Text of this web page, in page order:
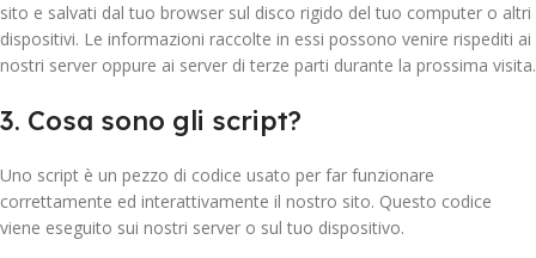
sito e salvati dal tuo browser sul disco rigido del tuo computer o altri
dispositivi. Le informazioni raccolte in essi possono venire rispediti ai
nostri server oppure ai server di terze parti durante la prossima visita.
3. Cosa sono gli script?
Uno script è un pezzo di codice usato per far funzionare
correttamente ed interattivamente il nostro sito. Questo codice
viene eseguito sui nostri server o sul tuo dispositivo.